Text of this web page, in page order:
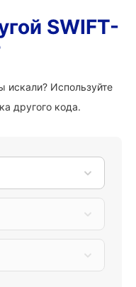
SWIFT-
искали? Используйте
другого кода.